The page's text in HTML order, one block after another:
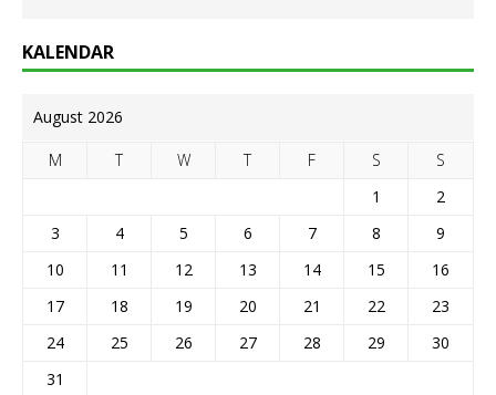
KALENDAR
August 2026
M T W T F S
S
1
2
3
4 5 6 7 8
9
10
11 12 13 14 15
16
17
18 19 20 21 22
23
24
25 26 27 28 29
30
31